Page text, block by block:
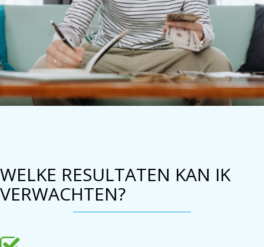
WELKE RESULTATEN KAN IK
VERWACHTEN?